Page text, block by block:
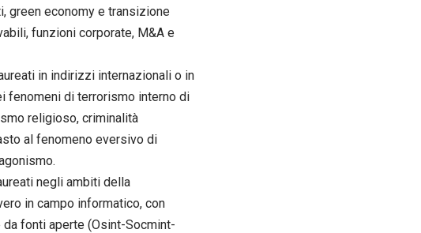
green economy e transizione
funzioni corporate, M&A e
in indirizzi internazionali o in
fenomeni di terrorismo interno di
religioso, criminalità
al fenomeno eversivo di
negli ambiti della
in campo informatico, con
fonti aperte (Osint-Socmint-